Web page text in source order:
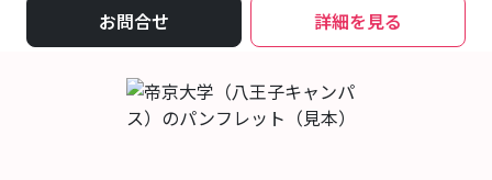
お問合せ 詳細を見る